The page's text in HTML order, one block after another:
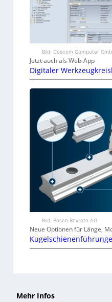
Bild: Coscom Computer
Jetzt auch als Web-App
Digitaler
Bild: Bosch Rexroth AG
Neue Optionen für Länge,
Mehr Infos